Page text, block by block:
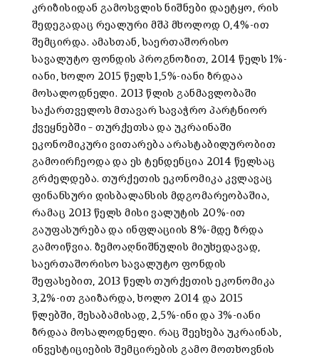
კრიზისიდან გამოსვლის ნიშნები დაეტყო, რის
შედეგადაც რეალური მშპ მხოლოდ 0,4%-ით
შემცირდა. ამასთან, საერთაშორისო
სავალუტო ფონდის პროგნოზით, 2014 წელს 1%-
იანი, ხოლო 2015 წელს 1,5%-იანი ზრდაა
მოსალოდნელი. 2013 წლის განმავლობაში
საქართველოს მთავარ სავაჭრო პარტნიორ
ქვეყნებში – თურქეთსა და უკრაინაში
ეკონომიკური ვითარება არასტაბილურობით
გამოირჩეოდა და ეს ტენდენცია 2014 წელსაც
გრძელდება. თურქეთის ეკონომიკა კვლავაც
ფინანსური დისბალანსის მდგომარეობაშია,
რამაც 2013 წელს მისი ვალუტის 20%-ით
გაუფასურება და ინფლაციის 8%-მდე ზრდა
გამოიწვია. ზემოაღნიშნულის მიუხედავად,
საერთაშორისო სავალუტო ფონდის
შეფასებით, 2013 წელს თურქეთის ეკონომიკა
3,2%-ით გაიზარდა, ხოლო 2014 და 2015
წლებში, შესაბამისად, 2,5%-ინი და 3%-იანი
ზრდაა მოსალოდნელი. რაც შეეხება უკრაინას,
ინვესტიციების შემცირების გამო მოთხოვნის